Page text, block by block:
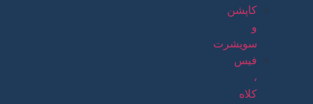
کاپشن
و
سویشرت
فیس
،
کلاه